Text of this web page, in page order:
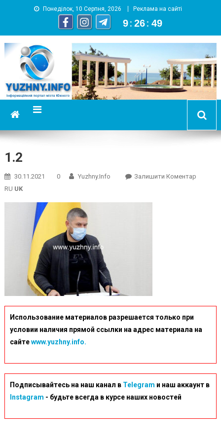
Понеділок, 10 Серпня, 2026 Реклама на сайті
9 : 26 : 49
YUZHNY.INFO
информационный портал города Южный
1.2
30.11.2021 0 Yuzhny.info Залишити КоментарOn
RU UK
Использование материалов разрешается только при
условии наличия прямой ссылки на адрес материала на
сайтеwww.yuzhny.info.
Подписывайтесь на наш канал в Telegram и наш аккаунт в
Instagram - будьте всегда в курсе наших новостей